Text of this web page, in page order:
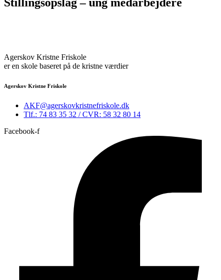
Agerskov Kristne Friskole
er en skole baseret på de kristne værdier
Agerskov Kristne Friskole
AKF@agerskovkristnefriskole.dk
Tlf.: 74 83 35 32 / CVR: 58 32 80 14
Facebook-f